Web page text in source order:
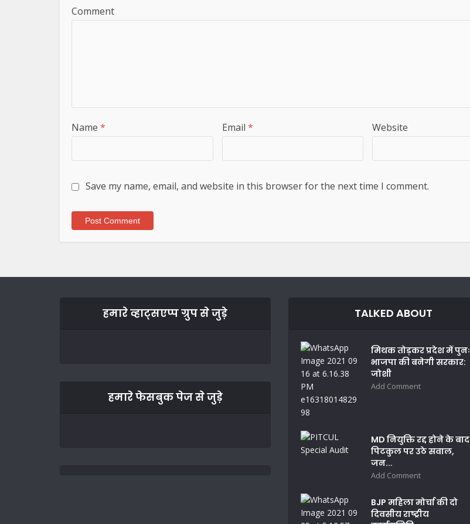
Comment
Name * Email * Website
Save my name, email, and website in this browser for the next time I comment.
हमारे व्हाट्सएप्प ग्रुप से जुड़े
हमारे फेसबुक पेज से जुड़े
TALKED ABOUT
मिथक तोड़कर प्रदेश में पुनः
भाजपा की बनेगी सरकार:
जोशी
Add Comment
MD नियुक्ति रद्द होने के बाद
पिटकुल पर उठे सवाल,
जन...
Add Comment
BJP महिला मोर्चा की दो
दिवसीय राष्ट्रीय